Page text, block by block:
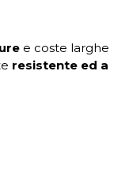
e coste larghe
resistente ed a